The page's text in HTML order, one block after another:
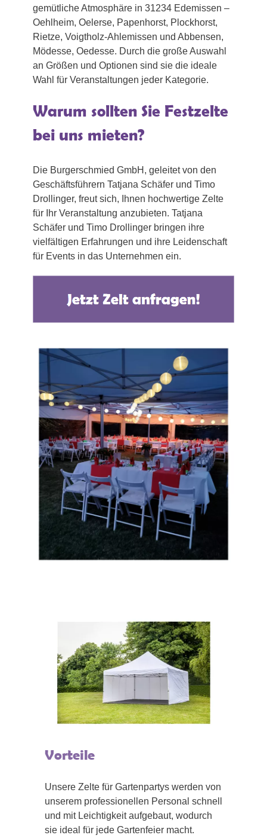
gemütliche Atmosphäre in 31234 Edemissen –
Oehlheim, Oelerse, Papenhorst, Plockhorst,
Rietze, Voigtholz-Ahlemissen und Abbensen,
Mödesse, Oedesse. Durch die große Auswahl
an Größen und Optionen sind sie die ideale
Wahl für Veranstaltungen jeder Kategorie.
Warum sollten Sie Festzelte
bei uns mieten?
Die Burgerschmied GmbH, geleitet von den
Geschäftsführern Tatjana Schäfer und Timo
Drollinger, freut sich, Ihnen hochwertige Zelte
für Ihr Veranstaltung anzubieten. Tatjana
Schäfer und Timo Drollinger bringen ihre
vielfältigen Erfahrungen und ihre Leidenschaft
für Events in das Unternehmen ein.
Vorteile
Unsere Zelte für Gartenpartys werden von
unserem professionellen Personal schnell
und mit Leichtigkeit aufgebaut, wodurch
sie ideal für jede Gartenfeier macht.